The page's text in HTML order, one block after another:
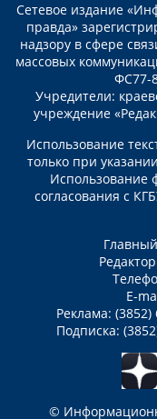
Сетевое издание
правда»
надзору в сфере
массовых
ФС77-
Учредители:
учреждение
Использование
только при
Использование
согласования с
E-
Реклама: (3852)
Подписка:
©